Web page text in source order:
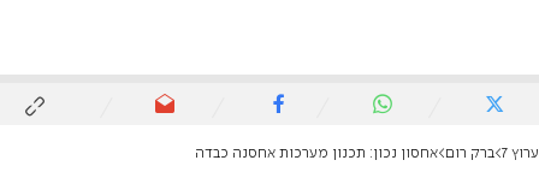
ערוץ 7 ברק רום אחסון נכון: תכנון מערכות אחסנה כבדה